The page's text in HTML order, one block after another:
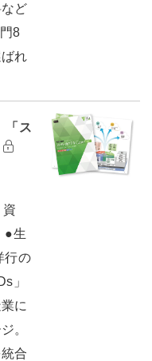
ど
8
れ
「ス
●生
行の
」
に
。
合